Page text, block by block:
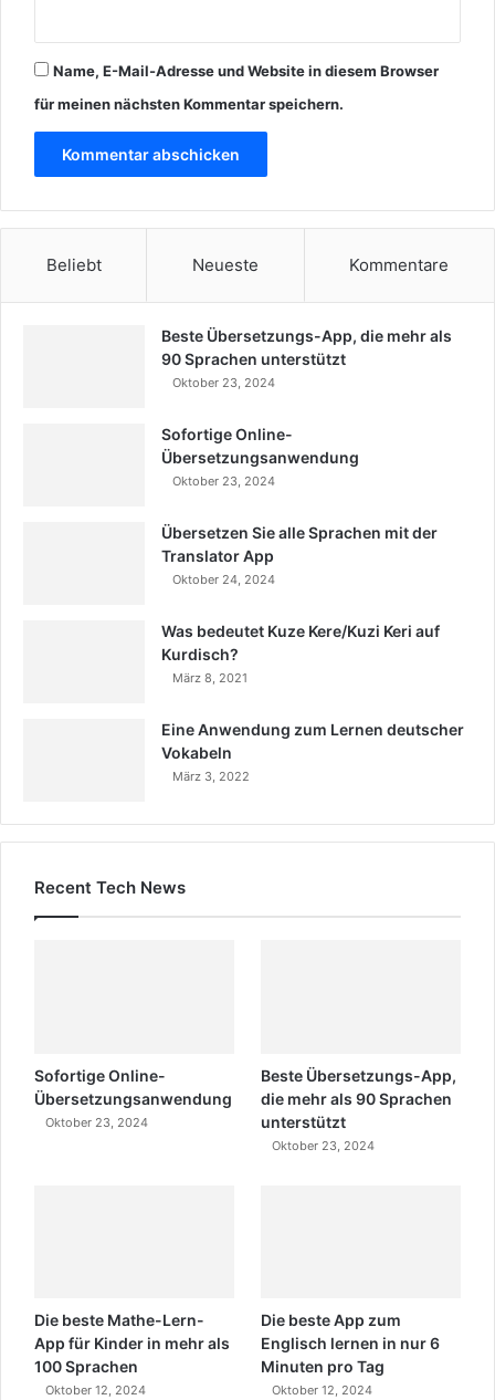
Name, E-Mail-Adresse und Website in diesem Browser
für meinen nächsten Kommentar speichern.
Beliebt Neueste Kommentare
Beste Übersetzungs-App, die mehr als
90 Sprachen unterstützt
Oktober 23, 2024
Sofortige Online-
Übersetzungsanwendung
Oktober 23, 2024
Übersetzen Sie alle Sprachen mit der
Translator App
Oktober 24, 2024
Was bedeutet Kuze Kere/Kuzi Keri auf
Kurdisch?
März 8, 2021
Eine Anwendung zum Lernen deutscher
Vokabeln
März 3, 2022
Recent Tech News
Sofortige Online-
Übersetzungsanwendung
Oktober 23, 2024
Beste Übersetzungs-App,
die mehr als 90 Sprachen
unterstützt
Oktober 23, 2024
Die beste Mathe-Lern-
App für Kinder in mehr als
100 Sprachen
Oktober 12, 2024
Die beste App zum
Englisch lernen in nur 6
Minuten pro Tag
Oktober 12, 2024